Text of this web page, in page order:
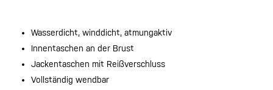
Wasserdicht, winddicht, atmungaktiv
Innentaschen an der Brust
Jackentaschen mit Reißverschluss
Vollständig wendbar